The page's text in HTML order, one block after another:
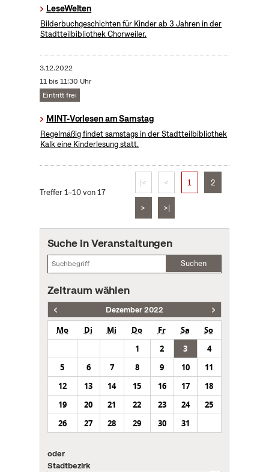
LeseWelten
Bilderbuchgeschichten für Kinder ab 3 Jahren in der
Stadtteilbibliothek Chorweiler.
3.12.2022
11 bis 11:30 Uhr
Eintritt frei
MINT-Vorlesen am Samstag
Regelmäßig findet samstags in der Stadtteilbibliothek
Kalk eine Kinderlesung statt.
Treffer 1–10 von 17
|< < 1 2
> >|
Suche in Veranstaltungen
Suchen
Zeitraum wählen
Dezember 2022
Mo Di Mi Do Fr Sa
So
1
2 3
4
5
6 7 8 9 10
11
12
13 14 15 16 17
18
19
20 21 22 23 24
25
26
27 28 29 30 31
oder
Stadtbezirk